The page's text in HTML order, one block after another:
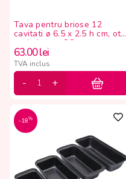
Tava pentru briose 12
cavitati ø 6.5 x 2.5 h cm, otel
antiaderent CQ
63.00lei
TVA inclus
-18%